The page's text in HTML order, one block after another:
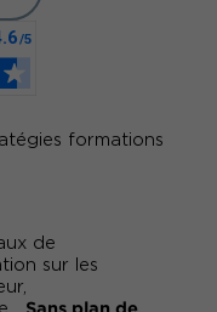
de
sur les